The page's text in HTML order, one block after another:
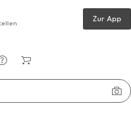
Zur App